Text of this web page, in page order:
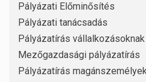
Pályázati Előminősítés
Pályázati tanácsadás
Pályázatírás vállalkozásoknak
Mezőgazdasági pályázatírás
Pályázatírás